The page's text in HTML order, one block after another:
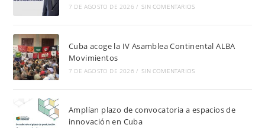
7 DE AGOSTO DE 2026 / SIN COMENTARIOS
Cuba acoge la IV Asamblea Continental ALBA
Movimientos
7 DE AGOSTO DE 2026 / SIN COMENTARIOS
Amplían plazo de convocatoria a espacios de
innovación en Cuba